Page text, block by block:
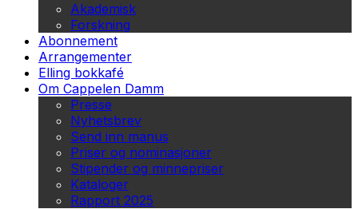
Akademisk
Forskning
Abonnement
Arrangementer
Elling bokkafé
Om Cappelen Damm
Presse
Nyhetsbrev
Send inn manus
Priser og nominasjoner
Stipender og minnepriser
Kataloger
Rapport 2025